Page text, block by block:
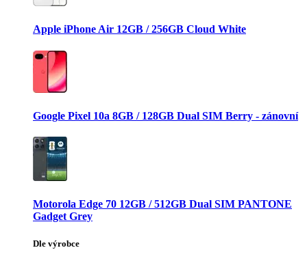
Apple iPhone Air 12GB / 256GB Cloud White
Google Pixel 10a 8GB / 128GB Dual SIM Berry - zánovní
Motorola Edge 70 12GB / 512GB Dual SIM PANTONE
Gadget Grey
Dle výrobce